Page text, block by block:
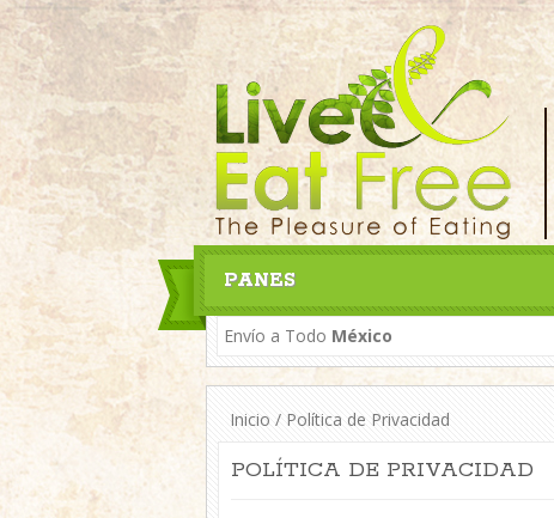
Envío a Todo México
PANES
Inicio / Política de Privacidad
POLÍTICA DE PRIVACIDAD